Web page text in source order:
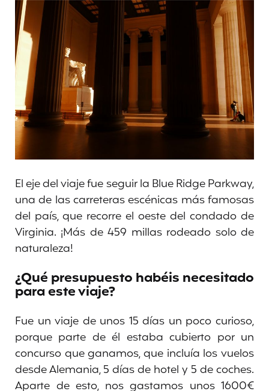
El eje del viaje fue seguir la Blue Ridge Parkway,
una de las carreteras escénicas más famosas
del país, que recorre el oeste del condado de
Virginia. ¡Más de 459 millas rodeado solo de
naturaleza!
¿Qué presupuesto habéis necesitado
para este viaje?
Fue un viaje de unos 15 días un poco curioso,
porque parte de él estaba cubierto por un
concurso que ganamos, que incluía los vuelos
desde Alemania, 5 días de hotel y 5 de coches.
Aparte de esto, nos gastamos unos 1600€